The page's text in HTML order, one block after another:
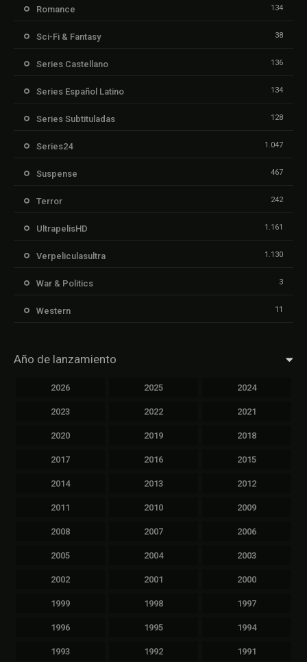
Romance 134
Sci-Fi & Fantasy 38
Series Castellano 136
Series Español Latino 134
Series Subtituladas 128
Series24 1.047
Suspense 467
Terror 242
UltrapelisHD 1.161
Verpeliculasultra 1.130
War & Politics 3
Western 11
Año de lanzamiento
2026 2025 2024
2023 2022 2021
2020 2019 2018
2017 2016 2015
2014 2013 2012
2011 2010 2009
2008 2007 2006
2005 2004 2003
2002 2001 2000
1999 1998 1997
1996 1995 1994
1993 1992 1991